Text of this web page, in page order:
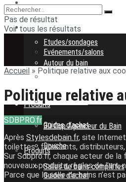
Evénements/salons
Etudes/sondages
Autour du bain
Produits
Guides d’achat
Douche
Salles de bains complètes
Accueil
Actualité
Evénements/salons
Etudes/sondages
Autour du bain
3D Cup Agenceur du Bain
Produits
Guides d’achat
Pas de résultat
Voir tous les résultats
Accueil » Politique relative aux
Politique relative
SDBPRO.fr
Après Stylesdebain.fr, site Internet
toilettes : fabricants,
Sur Sdbpro.fr, chaque acteur de
nouveaux produits, règles de
Parce que la salle de bains n’est